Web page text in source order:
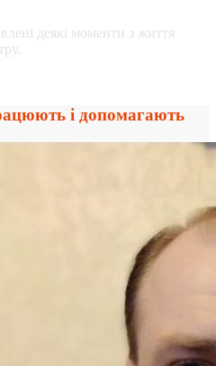
деякі моменти з життя
і допомагають